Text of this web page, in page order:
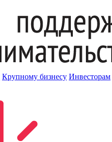
Крупному бизнесу Инвесторам